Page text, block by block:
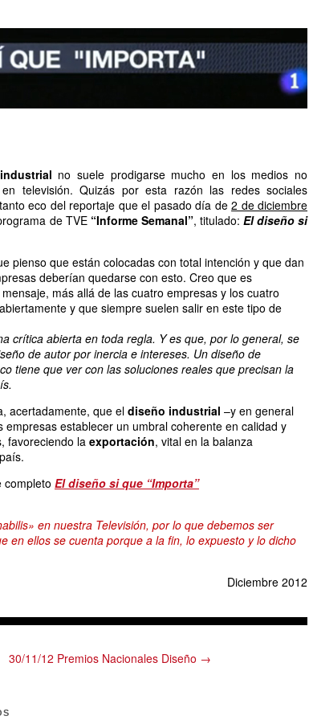
no suele prodigarse mucho en los medios no
televisión. Quizás por esta razón las redes sociales
eco del reportaje que el pasado día de2 de diciembre
de TVE “Informe Semanal”, titulado: El diseño si
pienso que están colocadas con total intención y que dan
deberían quedarse con esto. Creo que es
más allá de las cuatro empresas y los cuatro
y que siempre suelen salir en este tipo de
crítica abierta en toda regla. Y es que, por lo general, se
de autor por inercia e intereses. Un diseño de
tiene que ver con las soluciones reales que precisan la
acertadamente, que eldiseño industrial –y en general
empresas establecer un umbral coherente en calidad y
favoreciendo la exportación, vital en la balanza
completo El diseño si que “Importa”
en nuestra Televisión, por lo que debemos ser
en ellos se cuenta porque a la fin, lo expuesto y lo dicho
Diciembre 2012
30/11/12 Premios Nacionales Diseño →